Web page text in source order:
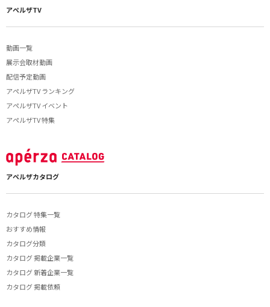
アペルザTV
動画一覧
展示会取材動画
配信予定動画
アペルザTV ランキング
アペルザTV イベント
アペルザTV 特集
アペルザカタログ
カタログ 特集一覧
おすすめ情報
カタログ分類
カタログ 掲載企業一覧
カタログ 新着企業一覧
カタログ 掲載依頼